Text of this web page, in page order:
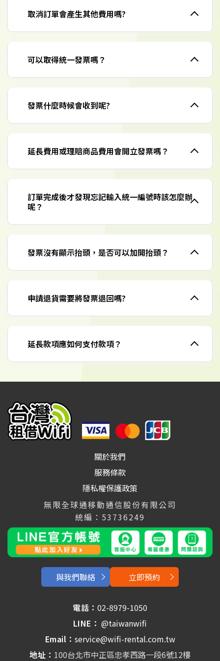
取消訂單會產生其他費用嗎?
可以取得統一發票嗎？
發票什麼時候會收到呢?
延長費用或理賠商品費用會開立發票嗎？
訂單完成後才發現忘記輸入統一編號時該怎麼辦
呢？
發票沒有顯示抬頭，是否可以加開抬頭？
申請退貨需要將發票退回嗎?
延長款項應如何支付款項？
關於我們
服務條款
隱私權保護政策
無限全球通移動通信股份有限公司
統編：53736249
與我們聯絡 立即預約
電話： 02-8979-1050
LINE： @taiwanwifi
Email： service@wifi-rental.com.tw
地址： 100台北市中正區忠孝西路一段6號12樓